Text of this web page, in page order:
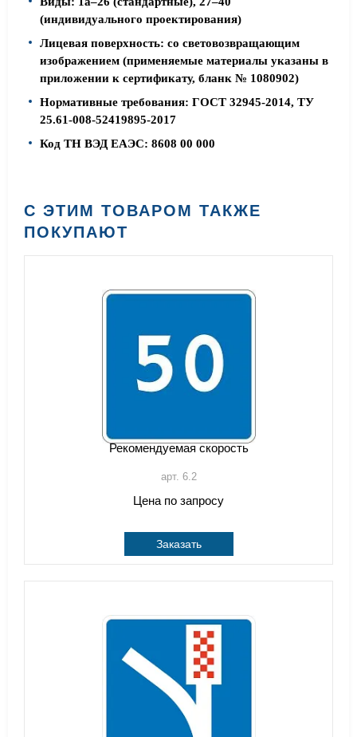
(индивидуального проектирования)
Лицевая поверхность: со световозвращающим
изображением (применяемые материалы указаны в
приложении к сертификату, бланк № 1080902)
Нормативные требования: ГОСТ 32945-2014, ТУ
25.61-008-52419895-2017
Код ТН ВЭД ЕАЭС: 8608 00 000
С ЭТИМ ТОВАРОМ ТАКЖЕ
ПОКУПАЮТ
Рекомендуемая скорость
арт. 6.2
Цена по запросу
Заказать